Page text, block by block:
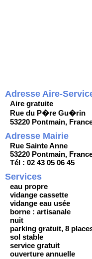
Adresse Aire-
Aire gratuite
Rue du P�re Gu�rin
53220 Pontmain,
Adresse Mairie
Rue Sainte Anne
53220 Pontmain,
Tél : 02 43 05 06 45
Services
eau propre
vidange cassette
vidange eau usée
borne : artisanale
nuit
parking gratuit, 8
sol stable
service gratuit
ouverture annuelle